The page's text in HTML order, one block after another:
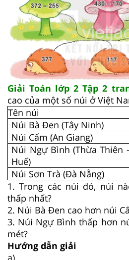
Giải Toán lớp 2 Tập 2
cao của một số núi ở Việt
Tên núi
Núi Bà Đen (Tây Ninh)
Núi Cấm (An Giang)
Núi Ngự Bình (Thừa Thiên
Huế)
Núi Sơn Trà (Đà Nẵng)
1. Trong các núi đó, núi
thấp nhất?
2. Núi Bà Đen cao hơn núi
3. Núi Ngự Bình thấp hơn
mét?
Hướng dẫn giải
a)